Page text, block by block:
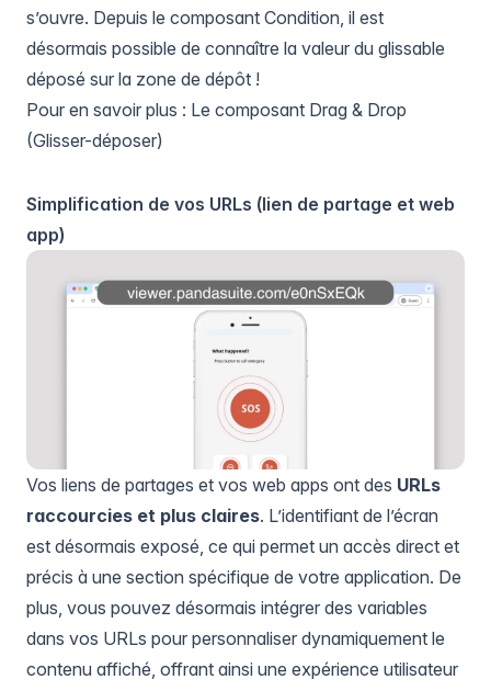
s’ouvre. Depuis le composant Condition, il est
désormais possible de connaître la valeur du glissable
déposé sur la zone de dépôt !
Pour en savoir plus : Le composant Drag & Drop
(Glisser-déposer)
Simplification de vos URLs (lien de partage et web
app)
Vos liens de partages et vos web apps ont des URLs
raccourcies et plus claires. L’identifiant de l’écran
est désormais exposé, ce qui permet un accès direct et
précis à une section spécifique de votre application. De
plus, vous pouvez désormais intégrer des variables
dans vos URLs pour personnaliser dynamiquement le
contenu affiché, offrant ainsi une expérience utilisateur